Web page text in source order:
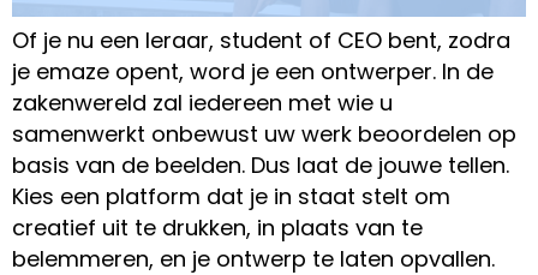
Of je nu een leraar, student of CEO bent, zodra
je emaze opent, word je een ontwerper. In de
zakenwereld zal iedereen met wie u
samenwerkt onbewust uw werk beoordelen op
basis van de beelden. Dus laat de jouwe tellen.
Kies een platform dat je in staat stelt om
creatief uit te drukken, in plaats van te
belemmeren, en je ontwerp te laten opvallen.